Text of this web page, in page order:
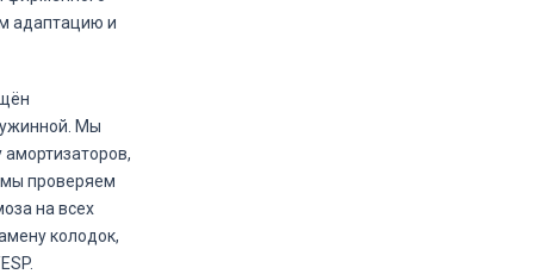
адаптацию и
Мы
мы проверяем
на всех
колодок,